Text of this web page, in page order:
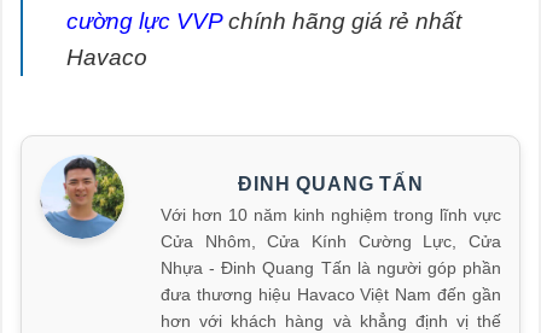
cường lực VVPchính hãng giá rẻ nhất
Havaco
ĐINH QUANG TẤN
Với hơn 10 năm kinh nghiệm trong lĩnh vực
Cửa Nhôm, Cửa Kính Cường Lực, Cửa
Nhựa - Đinh Quang Tấn là người góp phần
đưa thương hiệu Havaco Việt Nam đến gần
hơn với khách hàng và khẳng định vị thế